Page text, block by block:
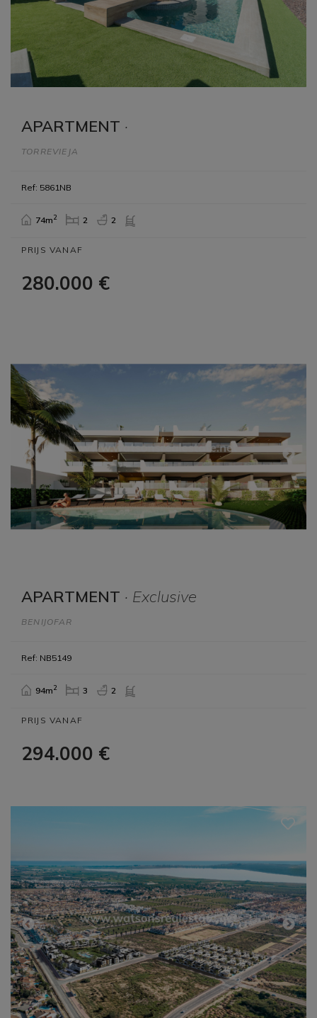
APARTMENT ·
TORREVIEJA
Ref: 5861NB
74m2 2 2
PRIJS VANAF
280.000 €
APARTMENT · Exclusive
BENIJOFAR
Ref: NB5149
94m2 3 2
PRIJS VANAF
294.000 €